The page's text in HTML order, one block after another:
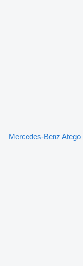
شاحنة مقفلة Mercedes-Benz Atego